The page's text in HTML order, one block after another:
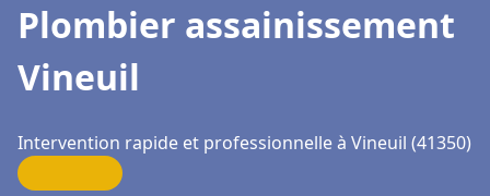
Plombier assainissement
Vineuil
Intervention rapide et professionnelle à Vineuil (41350)